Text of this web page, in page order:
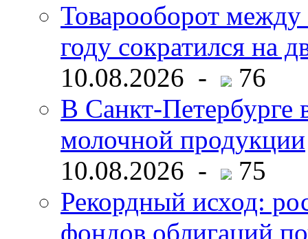
Товарооборот
году сократился на
10.08.2026 -
76
В Санкт-Петербурге
молочной продукции
10.08.2026 -
75
Рекордный исход:
фондов облигаций